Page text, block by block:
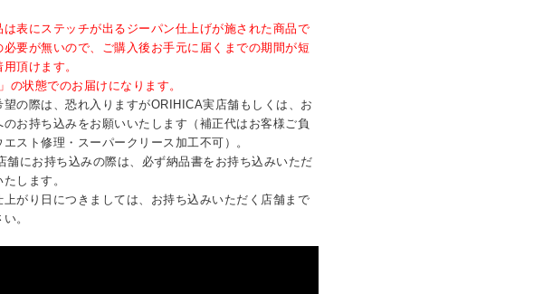
表にステッチが出るジーパン仕上げが施された商品で
要が無いので、ご購入後お手元に届くまでの期間が短
頂けます。
の状態でのお届けになります。
の際は、恐れ入りますがORIHICA実店舗もしくは、お
お持ち込みをお願いいたします（補正代はお客様ご負
スト修理・スーパークリース加工不可）。
にお持ち込みの際は、必ず納品書をお持ち込みいただ
します。
がり日につきましては、お持ち込みいただく店舗まで
。